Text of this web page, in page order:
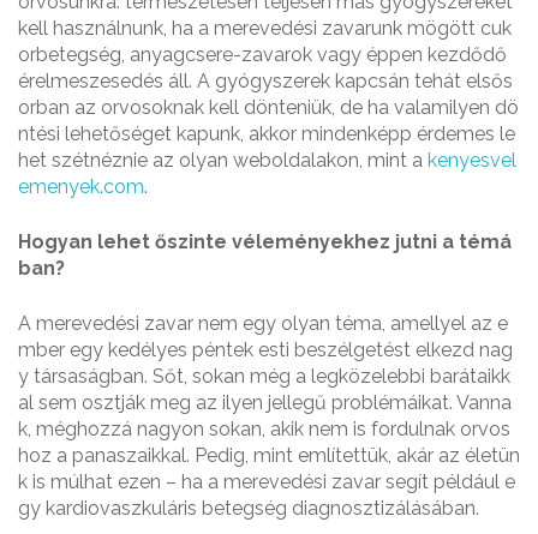
kell használnunk, ha a merevedési zavarunk mögött cuk
orbetegség, anyagcsere-zavarok vagy éppen kezdődő
érelmeszesedés áll. A gyógyszerek kapcsán tehát elsős
orban az orvosoknak kell dönteniük, de ha valamilyen dö
ntési lehetőséget kapunk, akkor mindenképp érdemes le
het szétnéznie az olyan weboldalakon, mint a kenyesvel
emenyek.com.
Hogyan lehet őszinte véleményekhez jutni a témá
ban?
A merevedési zavar nem egy olyan téma, amellyel az e
mber egy kedélyes péntek esti beszélgetést elkezd nag
y társaságban. Sőt, sokan még a legközelebbi barátaikk
al sem osztják meg az ilyen jellegű problémáikat. Vanna
k, méghozzá nagyon sokan, akik nem is fordulnak orvos
hoz a panaszaikkal. Pedig, mint említettük, akár az életün
k is múlhat ezen – ha a merevedési zavar segít például e
gy kardiovaszkuláris betegség diagnosztizálásában.